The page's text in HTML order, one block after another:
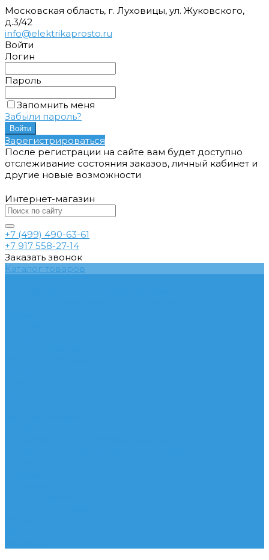
Московская область, г. Луховицы, ул. Жуковского,
д.3/42
info@elektrikaprosto.ru
Войти
Логин
Пароль
Запомнить меня
Забыли пароль?
Зарегистрироваться
После регистрации на сайте вам будет доступно
отслеживание состояния заказов, личный кабинет и
другие новые возможности
Интернет-магазин
+7 (499) 490-63-61
+7 917 558-27-14
Заказать звонок
Каталог товаров